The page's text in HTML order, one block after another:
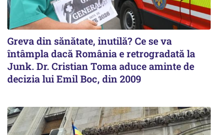
Greva din sănătate, inutilă? Ce se va
întâmpla dacă România e retrogradată la
Junk. Dr. Cristian Toma aduce aminte de
decizia lui Emil Boc, din 2009